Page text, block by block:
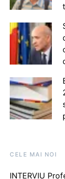
CELE MAI NOI
INTERVIU